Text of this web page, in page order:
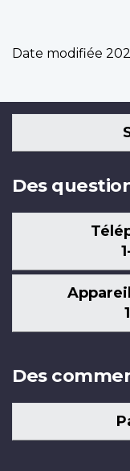
Date modifiée
Des
Des